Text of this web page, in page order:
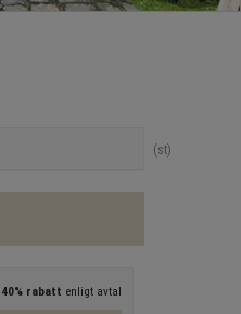
st
40% rabatt enligt avtal